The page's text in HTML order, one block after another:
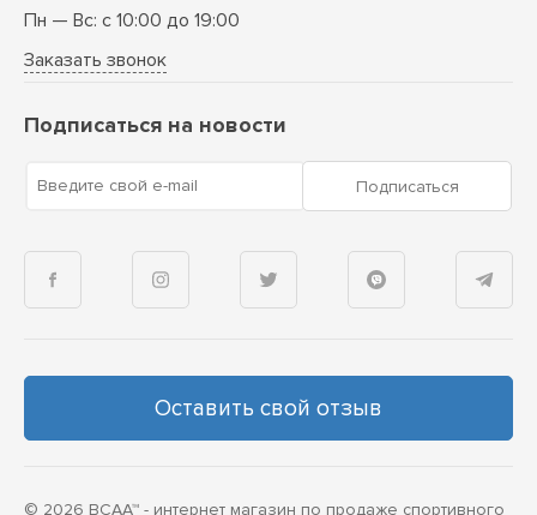
Пн — Вс: с 10:00 до 19:00
Заказать звонок
Подписаться на новости
Введите свой e-mail Подписаться
Оставить свой отзыв
© 2026 BCAA™ - интернет магазин по продаже спортивного